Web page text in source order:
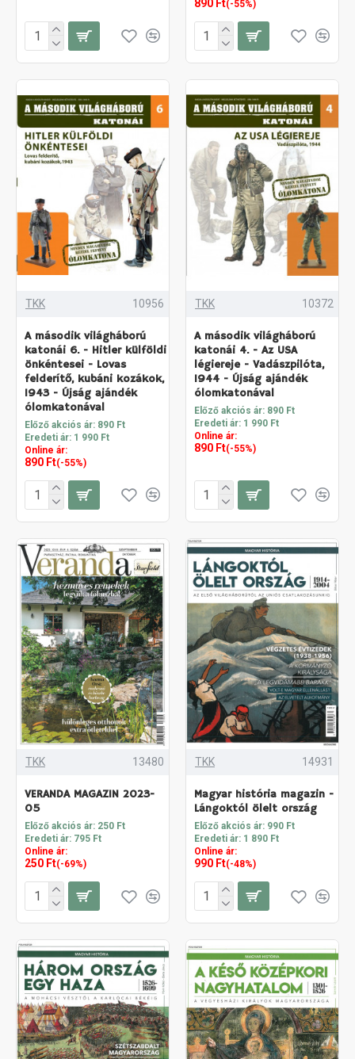
890 Ft(-55%)
TKK 10956
A második világháború
katonái 6. - Hitler külföldi
önkéntesei - Lovas
felderítő, kubáni kozákok,
1943 - Újság ajándék
ólomkatonával
Előző akciós ár: 890 Ft
Eredeti ár: 1 990 Ft
Online ár:
890 Ft(-55%)
TKK 10372
A második világháború
katonái 4. - Az USA
légiereje - Vadászpilóta,
1944 - Újság ajándék
ólomkatonával
Előző akciós ár: 890 Ft
Eredeti ár: 1 990 Ft
Online ár:
890 Ft(-55%)
TKK 13480
VERANDA MAGAZIN 2023-
05
Előző akciós ár: 250 Ft
Eredeti ár: 795 Ft
Online ár:
250 Ft(-69%)
TKK 14931
Magyar história magazin -
Lángoktól ölelt ország
Előző akciós ár: 990 Ft
Eredeti ár: 1 890 Ft
Online ár:
990 Ft(-48%)